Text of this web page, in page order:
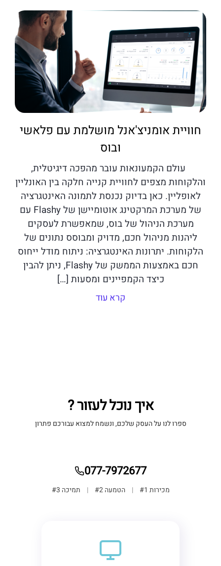
חוויית אומניצ'אנל מושלמת עם פלאשי
ובוס
עולם הקמעונאות עובר מהפכה דיגיטלית,
והלקוחות מצפים לחוויית קנייה חלקה בין האונליין
לאופליין. כאן בדיוק נכנסת לתמונה האינטגרציה
של מערכת המרקטינג אוטומיישן של Flashy עם
מערכת הניהול של בוס, שמאפשרת לעסקים
ליהנות מניהול חכם, מדויק ומבוסס נתונים של
הלקוחות. יתרונות האינטגרציה: ניתוח מודל ייחוס
חכם באמצעות הממשק של Flashy, ניתן להבין
כיצד הקמפיינים ומסעות […]
קרא עוד
איך נוכל לעזור ?
ספרו לנו על העסק שלכם, ונשמח למצוא עבורכם פתרון
077-7972677
מכירות #1 | הטמעה #2 | תמיכה #3